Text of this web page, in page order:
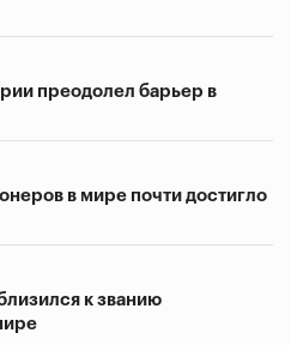
преодолел барьер в
в мире почти достигло
к званию